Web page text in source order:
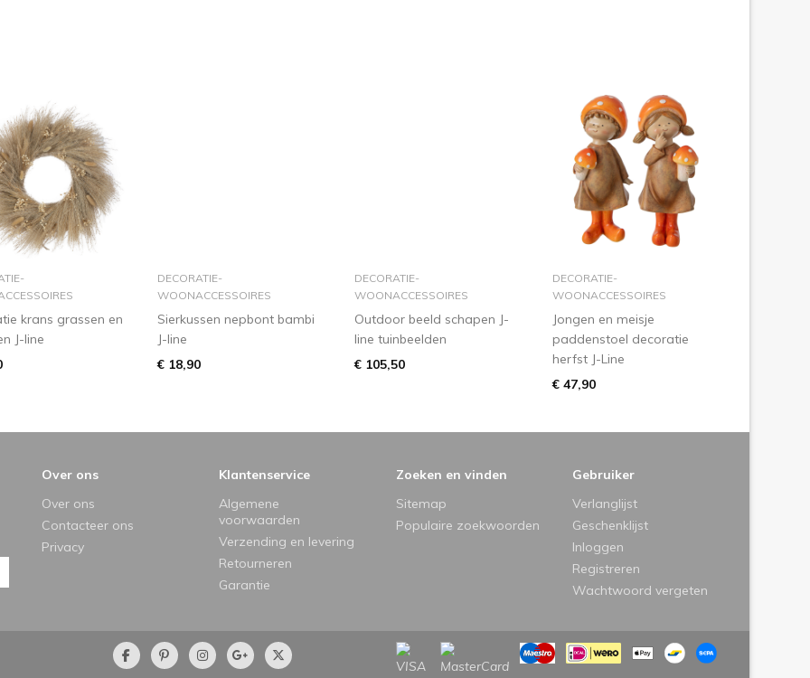
winkelmandje
krans grassen en
J-line
in winkelmandje
DECORATIE-
WOONACCESSOIRES
Sierkussen nepbont bambi
J-line
€ 18,90
in winkelmandje
DECORATIE-
WOONACCESSOIRES
Outdoor beeld schapen J-
line tuinbeelden
€ 105,50
in winkelmandje
DECORATIE-
WOONACCESSOIRES
Jongen en meisje
paddenstoel decoratie
herfst J-Line
€ 47,90
Over ons
Over ons
Contacteer ons
Privacy
Klantenservice
Algemene
voorwaarden
Verzending en levering
Retourneren
Garantie
Zoeken en vinden
Sitemap
Populaire zoekwoorden
Gebruiker
Verlanglijst
Geschenklijst
Inloggen
Registreren
Wachtwoord vergeten